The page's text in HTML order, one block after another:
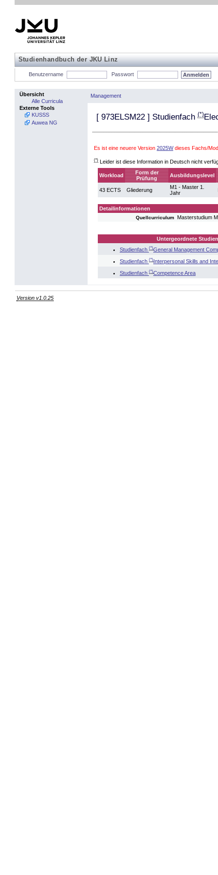
Studienhandbuch der JKU Linz
Benutzername Passwort
Übersicht
Alle Curricula
Externe Tools
KUSSS
Auwea NG
Management
[ 973ELSM22 ] Studienfach (*)
Es ist eine neuere Version 2025Wdieses Fachs/
(*) Leider ist diese Information in Deutsch nicht
Workload
Form der
Prüfung
Ausbildungslevel
43 ECTS Gliederung
M1 - Master 1.
Jahr
Detailinformationen
Quellcurriculum Masterstudium
Untergeordnete
Studienfach (*)General Management
Studienfach (*)Interpersonal Skills and
Studienfach (*)Competence Area
Version v1.0.25